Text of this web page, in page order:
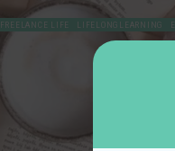
FREELANCE LIFE LIFELONGLEARNING